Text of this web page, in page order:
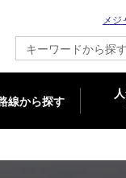
メジ
線から探す